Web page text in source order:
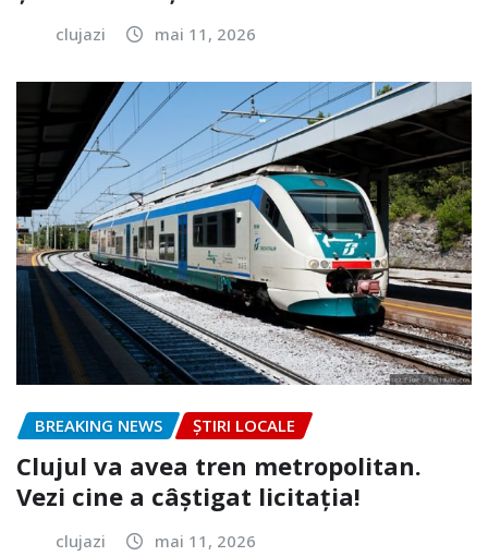
clujazi mai 11, 2026
BREAKING NEWS ȘTIRI LOCALE
Clujul va avea tren metropolitan.
Vezi cine a câștigat licitația!
clujazi mai 11, 2026